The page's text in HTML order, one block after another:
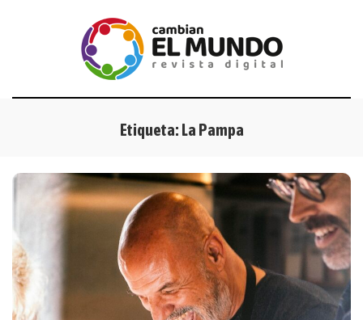
Etiqueta: La Pampa